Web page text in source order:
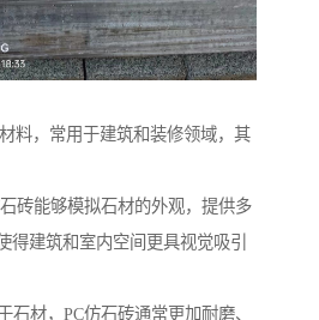
料，常用于建筑和装修领域，其
砖能够模拟石材的外观，提供多
得建筑和室内空间更具视觉吸引
材，PC仿石砖通常更加耐磨、